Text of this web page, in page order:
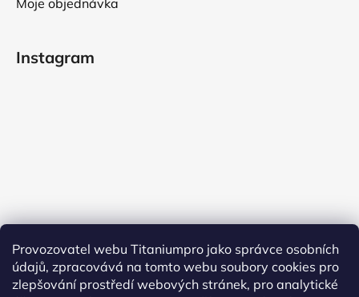
Provozovatel webu Titaniumpro jako správce osobních
údajů, zpracovává na tomto webu soubory cookies pro
zlepšování prostředí webových stránek, pro analytické
Moje objednávka
Instagram
Sledovat na Instagramu